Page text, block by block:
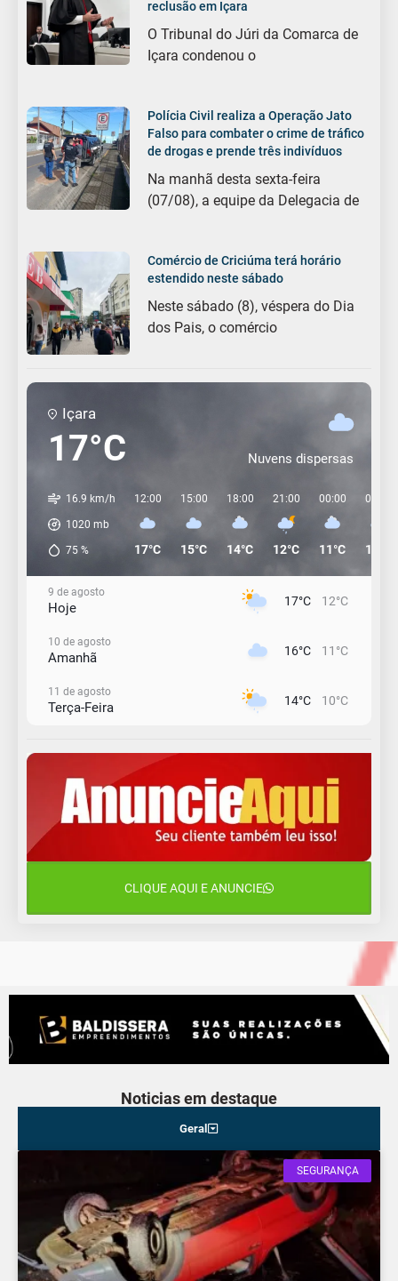
reclusão em Içara
O Tribunal do Júri da Comarca de
Içara condenou o
Polícia Civil realiza a Operação Jato
Falso para combater o crime de tráfico
de drogas e prende três indivíduos
Na manhã desta sexta-feira
(07/08), a equipe da Delegacia de
Comércio de Criciúma terá horário
estendido neste sábado
Neste sábado (8), véspera do Dia
dos Pais, o comércio
Içara
17°C Nuvens dispersas
16.9 km/h
1020 mb
75 %
12:00
17°C
15:00
15°C
18:00
14°C
21:00
12°C
00:00
11°C
03:00
11°C
9 de agosto
Hoje 17°C 12°C
10 de agosto
Amanhã 16°C 11°C
11 de agosto
Terça-Feira 14°C 10°C
Quarta-Feira 13°C 11°C
13 de agosto
Quinta-Feira
CLIQUE AQUI E ANUNCIE
Noticias em destaque
Geral
SEGURANÇA